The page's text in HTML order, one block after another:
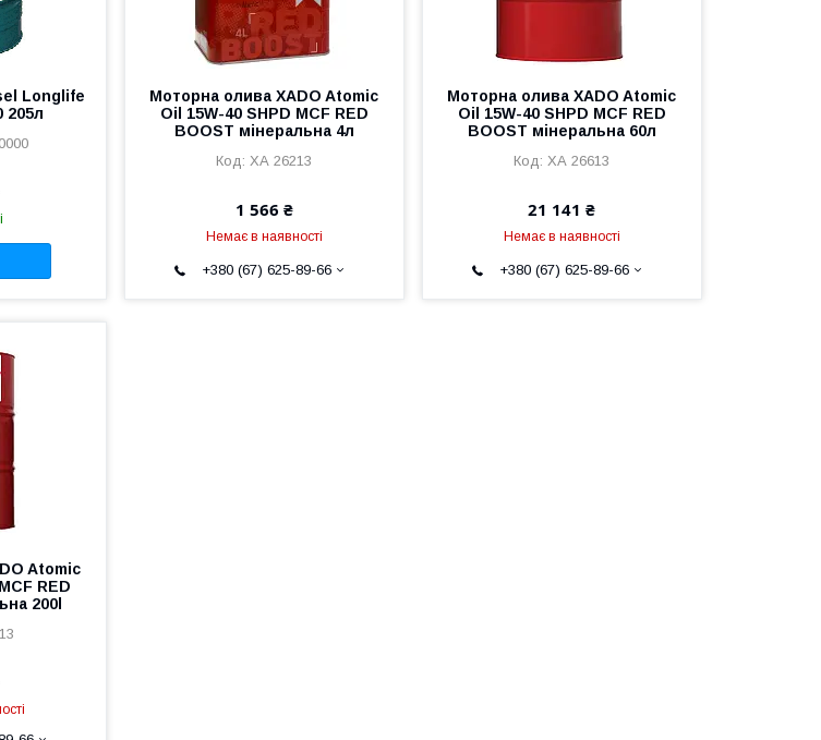
Longlife
205л
Моторна олива XADO Atomic
Oil 15W-40 SHPD MCF RED
BOOST мінеральна 4л
ХА 26213
1 566 ₴
Немає в наявності
+380 (67) 625-89-66
Моторна олива XADO Atomic
Oil 15W-40 SHPD MCF RED
BOOST мінеральна 60л
ХА 26613
21 141 ₴
Немає в наявності
+380 (67) 625-89-66
Atomic
RED
200l